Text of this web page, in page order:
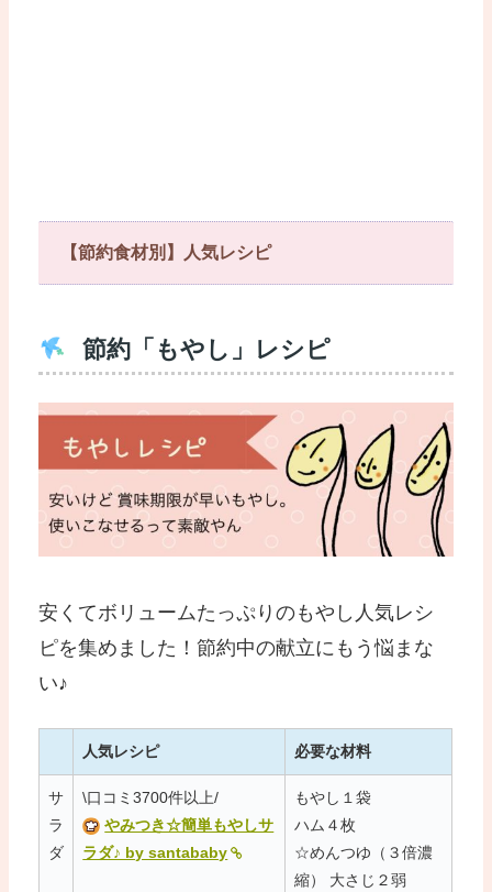
【節約食材別】人気レシピ
節約「もやし」レシピ
安くてボリュームたっぷりのもやし人気レシ
ピを集めました！節約中の献立にもう悩まな
い♪
人気レシピ 必要な材料
サ
ラ
ダ
\口コミ3700件以上/
やみつき☆簡単もやしサ
ラダ♪ by santababy
もやし１袋
ハム４枚
☆めんつゆ（３倍濃
縮） 大さじ２弱